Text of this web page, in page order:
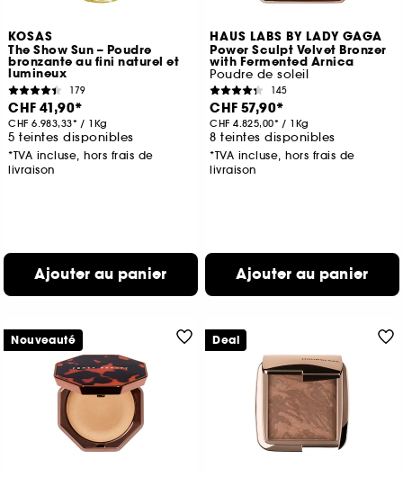
KOSAS
The Show Sun – Poudre
bronzante au fini naturel et
lumineux
179
CHF 41,90
CHF 6.983,33 / 1Kg
5 teintes disponibles
*TVA incluse, hors frais de
livraison
Ajouter au panier
HAUS LABS BY LADY GAGA
Power Sculpt Velvet Bronzer
with Fermented Arnica
Poudre de soleil
145
CHF 57,90
CHF 4.825,00 / 1Kg
8 teintes disponibles
*TVA incluse, hors frais de
livraison
Ajouter au panier
Nouveauté Deal